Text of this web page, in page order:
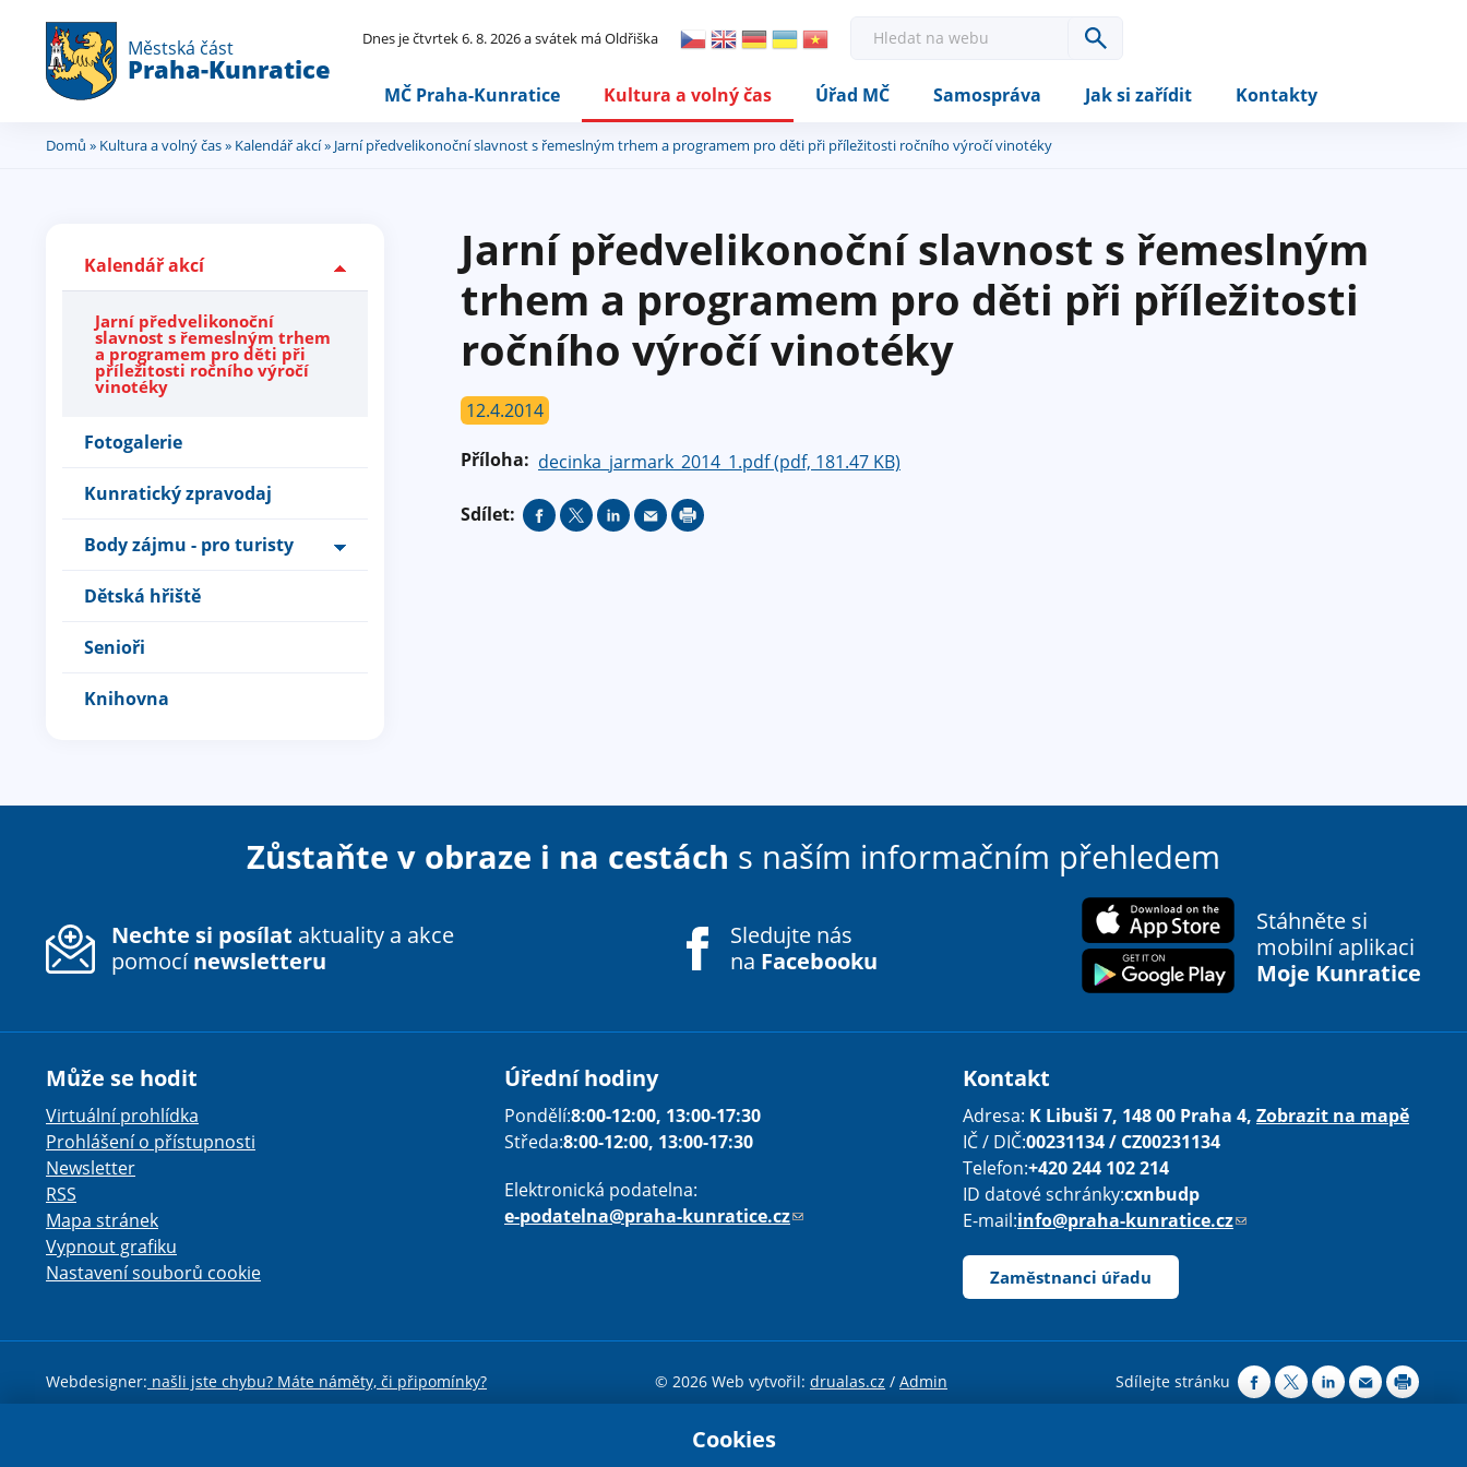
Městská část
Praha-Kunratice
Dnes je čtvrtek 6. 8. 2026 a svátek má Oldřiška
a
MČ Praha-Kunratice Kultura a volný čas Úřad MČ Samospráva Jak si zařídit Kontakty
JsteDomů » Kultura a volný čas» Kalendář akcí» Jarní předvelikonoční slavnost s řemeslným trhem a programem pro děti při příležitosti ročního výročí vinotéky
Kalendář akcí
Jarní předvelikonoční
slavnost s řemeslným trhem
a programem pro děti při
příležitosti ročního výročí
vinotéky
Fotogalerie
Kunratický zpravodaj
Body zájmu - pro turisty
Dětská hřiště
Senioři
Knihovna
Jarní předvelikonoční slavnost s řemeslným
trhem a programem pro děti při příležitosti
ročního výročí vinotéky
12.4.2014
Příloha: decinka_jarmark_2014_1.pdf (pdf, 181.47 KB)
Sdílet:
Sen Pri
Zůstaňte v obraze i na cestách s naším informačním přehledem
Nechte si posílat aktuality a akce
pomocínewsletteru
Sledujte nás
na Facebooku
Stáhněte si
mobilní aplikaci
Moje Kunratice
Může se hodit
Virtuální prohlídka
Prohlášení o přístupnosti
Newsletter
RSS
Mapa stránek
Vypnout grafiku
Nastavení souborů cookie
Úřední hodiny
Pondělí:8:00-12:00, 13:00-17:30
Středa:8:00-12:00, 13:00-17:30
Elektronická podatelna:
e-podatelna@praha-kunratice.cz(
z
o
d
Kontakt
Adresa: K Libuši 7, 148 00 Praha 4, Zobrazit na mapě
IČ / DIČ:00231134 / CZ00231134
Telefon:+420 244 102 214
ID datové schránky:cxnbudp
E-mail:info@praha-kunratice.cz(
o
d
Zaměstnanci úřadu
Webdesigner: našli jste chybu? Máte náměty, či připomínky? © 2026 Web vytvořil: drualas.cz / Admin Sdílejte stránku
Creative Commons Uveďte původ-Neužívejte komerčně-Nezpracovávejte 4.0 Mezinárodní License
Cookies